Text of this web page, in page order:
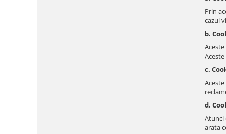
Prin
cazul
b.
c.
d.
Atunci
arata